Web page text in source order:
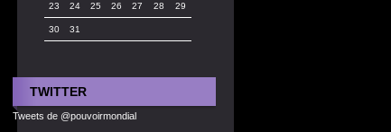
23 24 25 26 27 28 29
30 31
TWITTER
Tweets de @pouvoirmondial